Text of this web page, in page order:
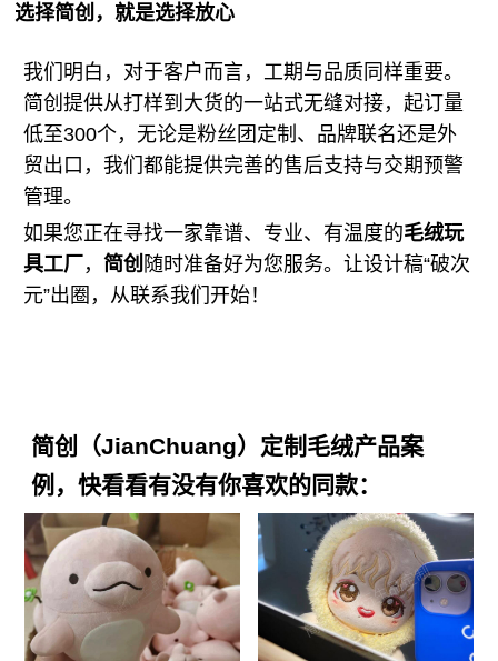
选择简创，就是选择放心
我们明白，对于客户而言，工期与品质同样重要。
简创提供从打样到大货的一站式无缝对接，起订量
低至300个，无论是粉丝团定制、品牌联名还是外
贸出口，我们都能提供完善的售后支持与交期预警
管理。
如果您正在寻找一家靠谱、专业、有温度的毛绒玩
具工厂，简创 随时准备好为您服务。让设计稿“破次
元”出圈，从联系我们开始！
简创（JianChuang）定制毛绒产品案
例，快看看有没有你喜欢的同款：